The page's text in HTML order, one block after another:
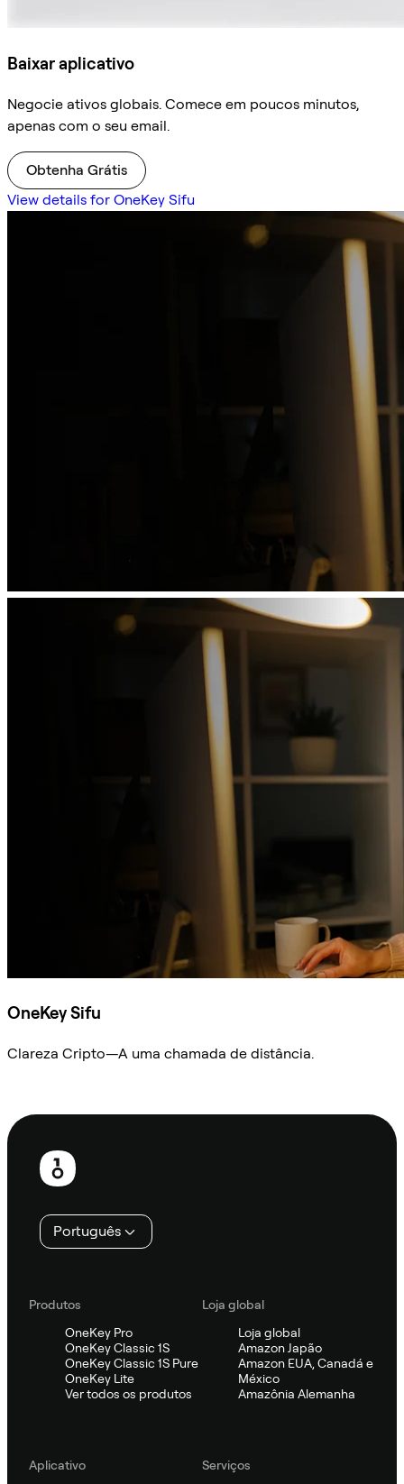
Baixar aplicativo
Negocie ativos globais. Comece em poucos minutos,
apenas com o seu email.
Obtenha Grátis
View details for OneKey Sifu
OneKey Sifu
Clareza Cripto—A uma chamada de distância.
Rodapé
Português
Produtos
OneKey Pro
OneKey Classic 1S
OneKey Classic 1S Pure
OneKey Lite
Ver todos os produtos
Loja global
Loja global
Amazon Japão
Amazon EUA, Canadá e
México
Amazônia Alemanha
Aplicativo
Serviços